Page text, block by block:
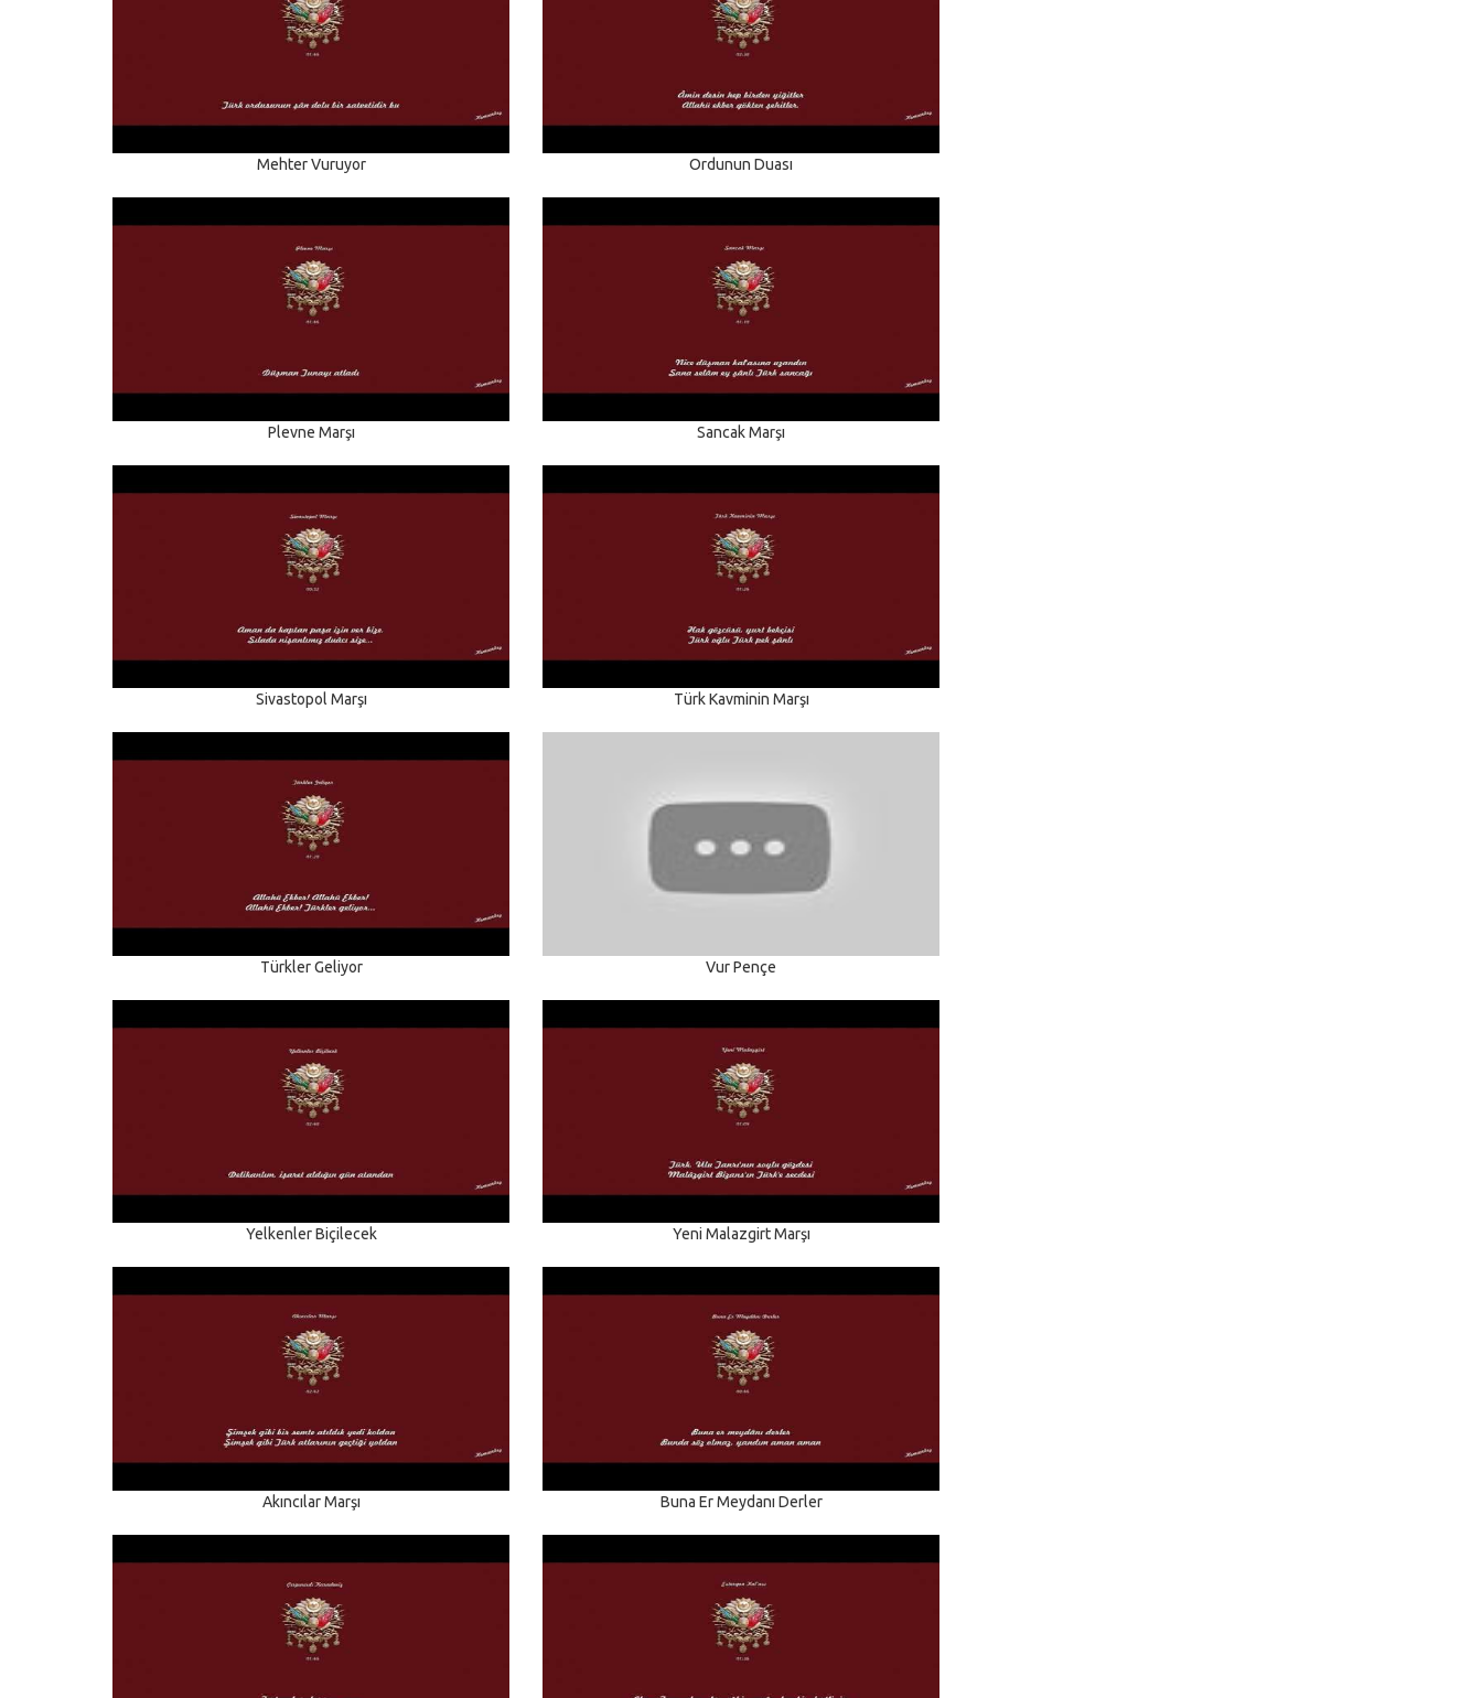
Mehter Vuruyor Ordunun Duası
Plevne Marşı Sancak Marşı
Sivastopol Marşı Türk Kavminin Marşı
Türkler Geliyor Vur Pençe
Yelkenler Biçilecek Yeni Malazgirt Marşı
Akıncılar Marşı Buna Er Meydanı Derler